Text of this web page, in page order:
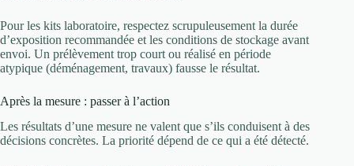
Pour les kits laboratoire, respectez scrupuleusement la durée
d’exposition recommandée et les conditions de stockage avant
envoi. Un prélèvement trop court ou réalisé en période
atypique (déménagement, travaux) fausse le résultat.
Après la mesure : passer à l’action
Les résultats d’une mesure ne valent que s’ils conduisent à des
décisions concrètes. La priorité dépend de ce qui a été détecté.